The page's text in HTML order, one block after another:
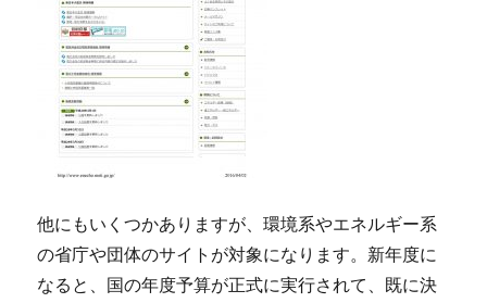
他にもいくつかありますが、環境系やエネルギー系
の省庁や団体のサイトが対象になります。新年度に
なると、国の年度予算が正式に実行されて、既に決